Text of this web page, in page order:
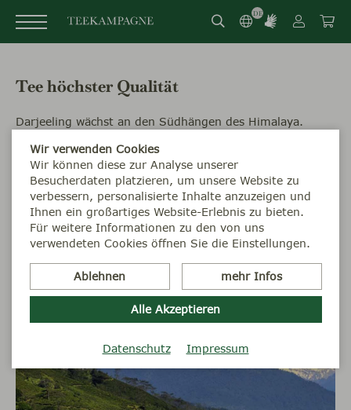
DE
Tee höchster Qualität
Darjeeling wächst an den Südhängen des Himalaya.
Temperaturen prägen seinen feinen, unverwechselbaren
Charakter. Deshalb gilt Darjeeling als Champagner unter
den Tees.
Die Teekampagne ist der weltweit größte Einkäufer von
Darjeeling-Tee. Die Konzentration auf ein kleines
Sortiment, direkten Einkauf und Großpackungen
außergewöhnlich günstigen Preis.
Unsere Tees entdecken
Wir verwenden Cookies
Wir können diese zur Analyse unserer
Besucherdaten platzieren, um unsere Website zu
verbessern, personalisierte Inhalte anzuzeigen und
Ihnen ein großartiges Website-Erlebnis zu bieten.
Für weitere Informationen zu den von uns
verwendeten Cookies öffnen Sie die Einstellungen.
Ablehnen mehr Infos
Alle Akzeptieren
Datenschutz Impressum